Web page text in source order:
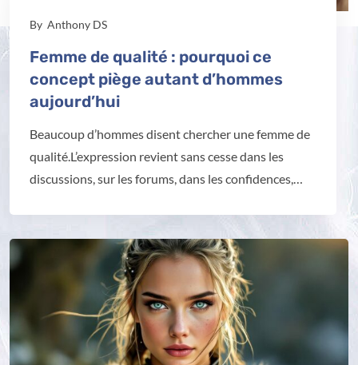
By Anthony DS
Femme de qualité : pourquoi ce
concept piège autant d’hommes
aujourd’hui
Beaucoup d’hommes disent chercher une femme de
qualité.L’expression revient sans cesse dans les
discussions, sur les forums, dans les confidences,…